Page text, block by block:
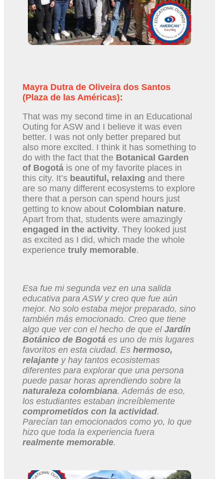
Mayra Dutra de Oliveira dos Santos
(Plaza de las Américas):
That was my second time in an Educational
Outing for ASW and I believe it was even
better. I was not only better prepared but
also more excited. I think it has something to
do with the fact that the Botanical Garden
of Bogotá is one of my favorite places in
this city. It’s beautiful, relaxing and there
are so many different ecosystems to explore
there that a person can spend hours just
getting to know about Colombian nature.
Apart from that, students were amazingly
engaged in the activity. They looked just
as excited as I did, which made the whole
experience truly memorable.
Esa fue mi segunda vez en una salida
educativa para ASW y creo que fue aún
mejor. No solo estaba mejor preparado, sino
también más emocionado. Creo que tiene
algo que ver con el hecho de que el Jardín
Botánico de Bogotá es uno de mis lugares
favoritos en esta ciudad. Es hermoso,
relajante y hay tantos ecosistemas
diferentes para explorar que una persona
puede pasar horas aprendiendo sobre la
naturaleza colombiana. Además de eso,
los estudiantes estaban increíblemente
comprometidos con la actividad.
Parecían tan emocionados como yo, lo que
hizo que toda la experiencia fuera
realmente memorable.